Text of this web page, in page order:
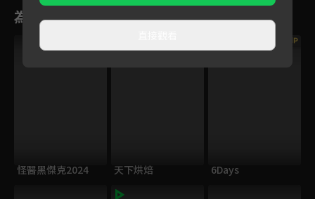
為您推薦
怪醫黑傑克2024 天下烘焙
VIP
6Days